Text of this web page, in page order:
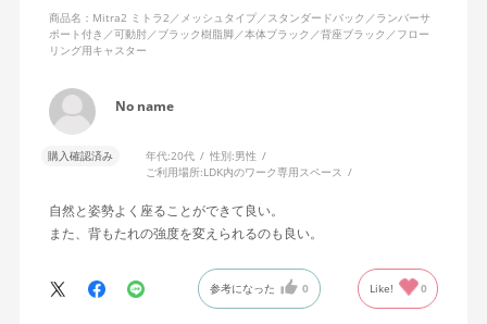
商品名：Mitra2 ミトラ2／メッシュタイプ／スタンダードバック／ランバーサ
ポート付き／可動肘／ブラック樹脂脚／本体ブラック／背座ブラック／フロー
リング用キャスター
No name
購入確認済み 年代:20代 性別:男性
ご利用場所:LDK内のワーク専用スペース
自然と姿勢よく座ることができて良い。
また、背もたれの強度を変えられるのも良い。
参考になった 0 Like! 0